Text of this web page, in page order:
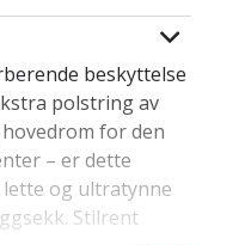
beskyttelse
polstring av
for den
– er dette
lette og ultratynne
Stilrent